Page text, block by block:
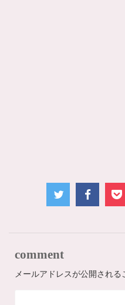
comment
メールアドレスが公開される